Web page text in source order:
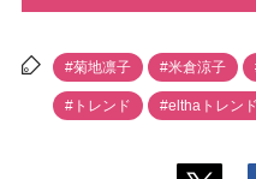
#菊地凛子 #米倉涼子
#トレンド #elthaトレンド